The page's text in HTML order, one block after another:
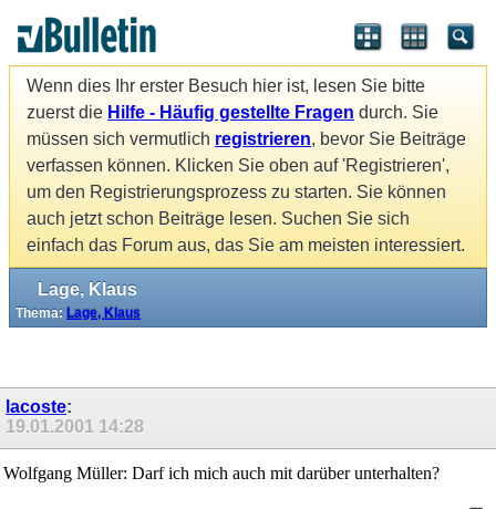
Wenn dies Ihr erster Besuch hier ist, lesen Sie bitte
zuerst die Hilfe - Häufig gestellte Fragen durch. Sie
müssen sich vermutlich registrieren, bevor Sie Beiträge
verfassen können. Klicken Sie oben auf 'Registrieren',
um den Registrierungsprozess zu starten. Sie können
auch jetzt schon Beiträge lesen. Suchen Sie sich
einfach das Forum aus, das Sie am meisten interessiert.
Lage, Klaus
Thema: Lage, Klaus
lacoste:
19.01.2001 14:28
Wolfgang Müller: Darf ich mich auch mit darüber unterhalten?